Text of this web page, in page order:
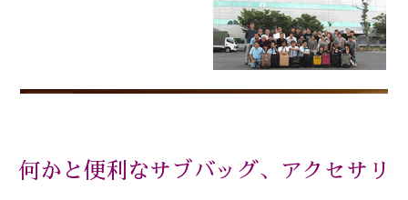
何かと便利なサブバッグ、アクセサリ